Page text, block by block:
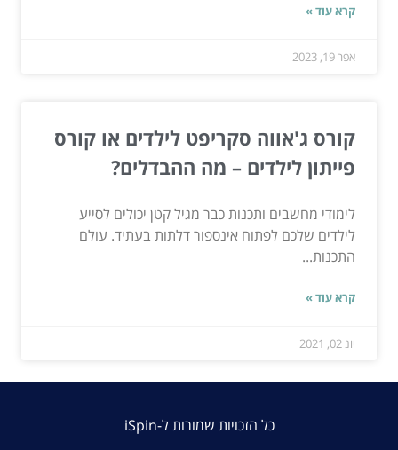
קרא עוד »
אפר 19, 2023
קורס ג'אווה סקריפט לילדים או קורס
פייתון לילדים – מה ההבדלים?
לימודי מחשבים ותכנות כבר מגיל קטן יכולים לסייע
לילדים שלכם לפתוח אינספור דלתות בעתיד. עולם
התכנות...
קרא עוד »
יונ 02, 2021
כל הזכויות שמורות ל-iSpin